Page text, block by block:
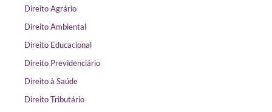
Direito Agrário
Direito Ambiental
Direito Educacional
Direito Previdenciário
Direito à Saúde
Direito Tributário